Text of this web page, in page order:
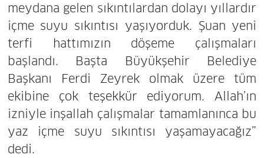
meydana gelen sıkıntılardan dolayı yıllardır
içme suyu sıkıntısı yaşıyorduk. Şuan yeni
terfi hattımızın döşeme çalışmaları
başlandı. Başta Büyükşehir Belediye
Başkanı Ferdi Zeyrek olmak üzere tüm
ekibine çok teşekkür ediyorum. Allah’ın
izniyle inşallah çalışmalar tamamlanınca bu
yaz içme suyu sıkıntısı yaşamayacağız”
dedi.